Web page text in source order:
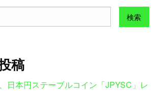
稿
日本円ステーブルコイン「JPYSC」レ